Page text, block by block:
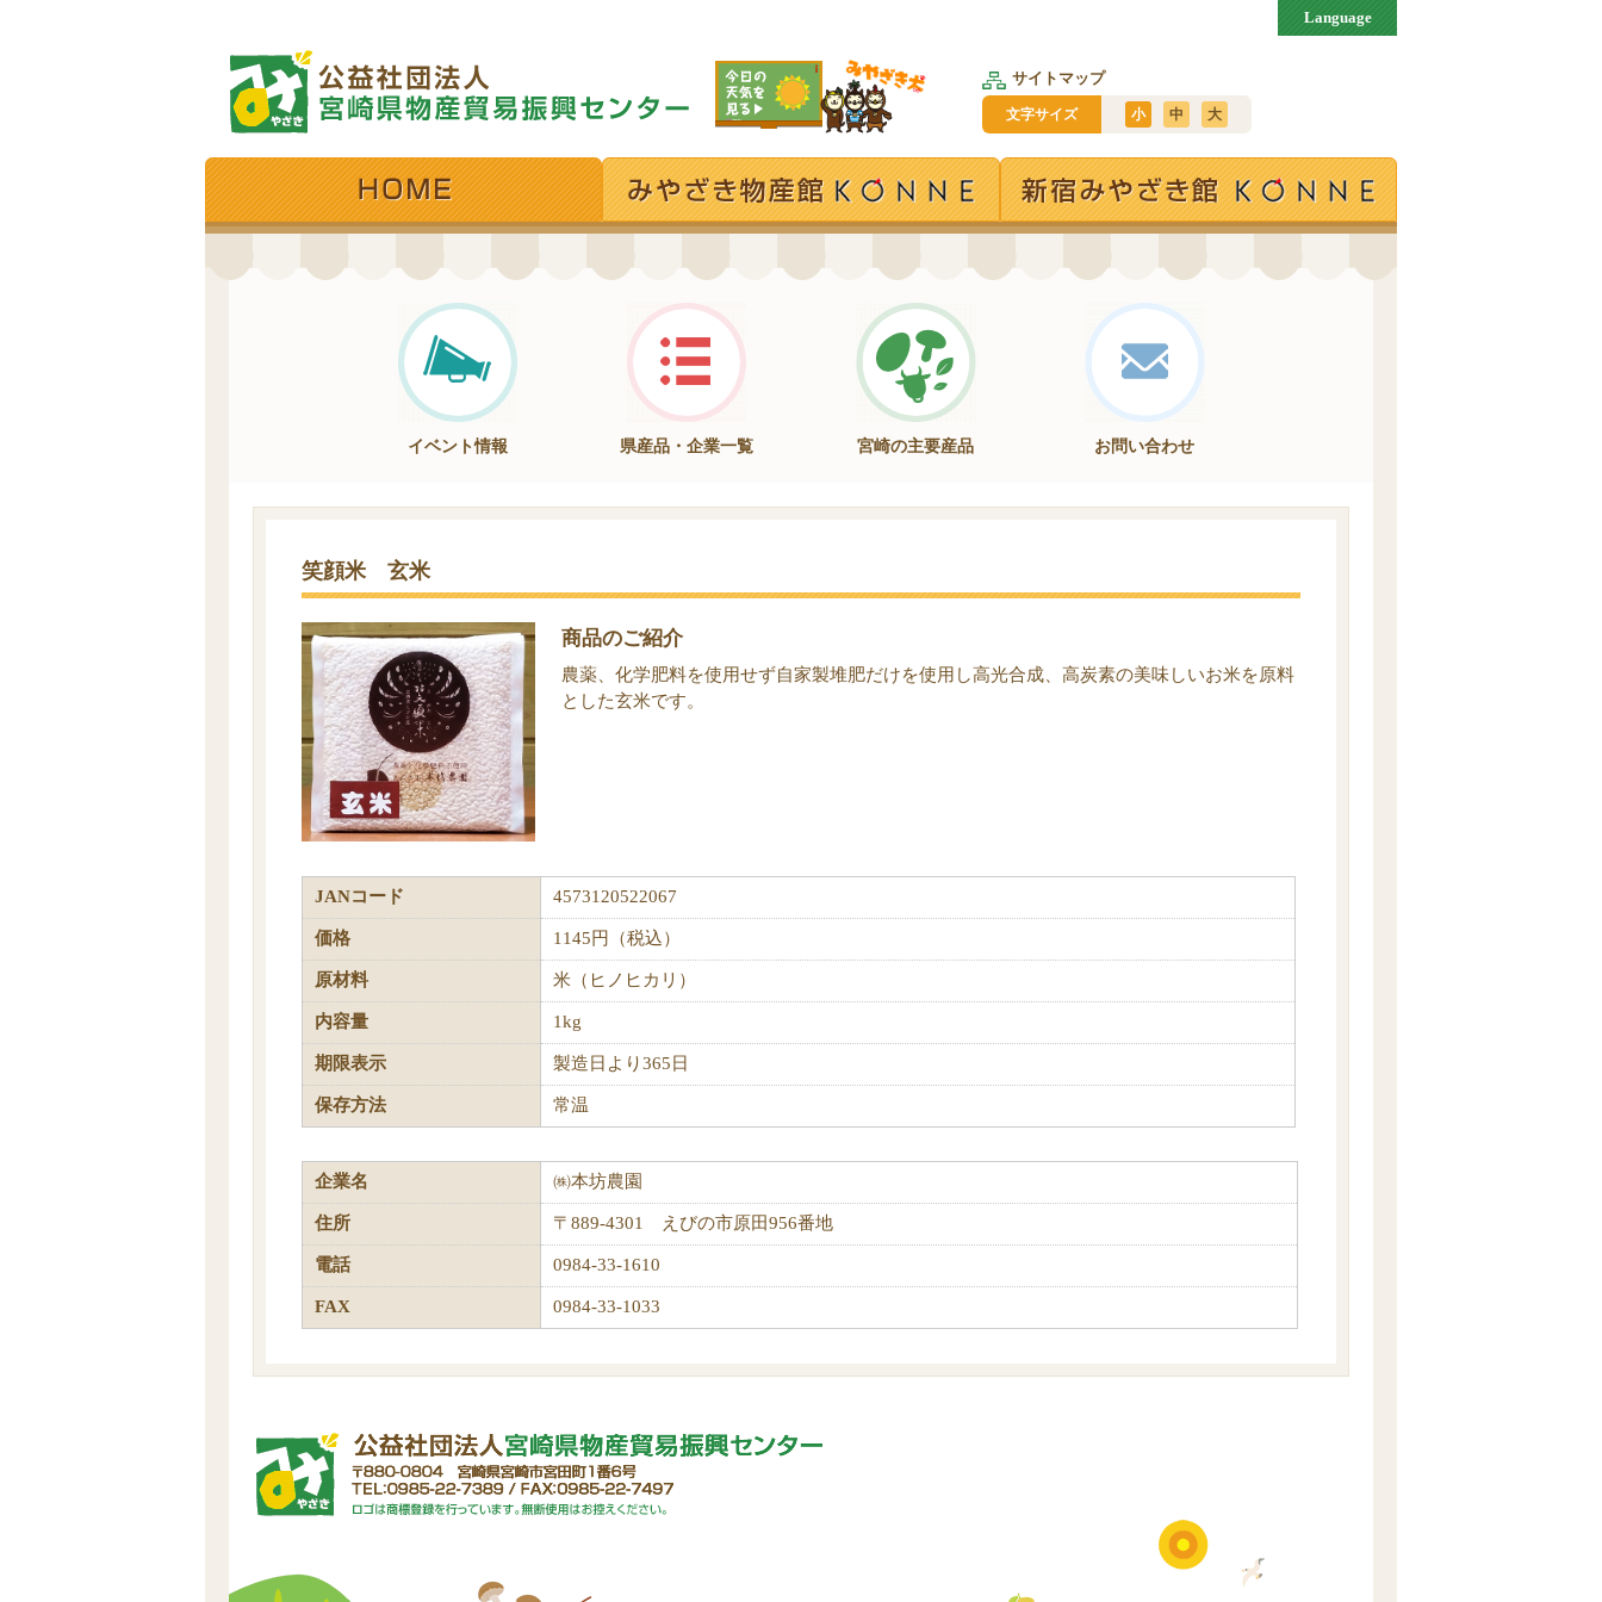
サイトマップ
文字サイズ 小 中 大
Language
イベント情報 県産品・企業一覧 宮崎の主要産品 お問い合わせ
笑顔米 玄米
商品のご紹介
農薬、化学肥料を使用せず自家製堆肥だけを使用し高光合成、高炭素の美味しいお米を原料
とした玄米です。
JANコード 4573120522067
価格 1145円（税込）
原材料 米（ヒノヒカリ）
内容量 1kg
期限表示 製造日より365日
保存方法 常温
企業名 ㈱本坊農園
住所 〒889-4301 えびの市原田956番地
電話 0984-33-1610
FAX 0984-33-1033